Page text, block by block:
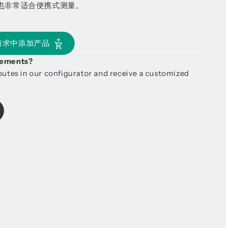
常适合便携式测量。
求中添加产品
in our configurator and receive a customized